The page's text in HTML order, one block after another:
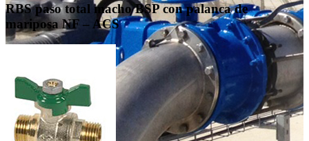
RBS paso total macho BSP con palanca de
mariposa NF – ACS